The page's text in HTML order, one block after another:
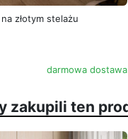
złotym stelażu
darmowa dostawa
zakupili ten